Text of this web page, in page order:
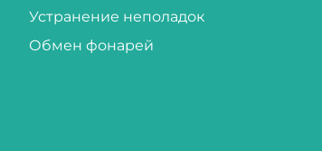
Устранение неполадок
Обмен фонарей